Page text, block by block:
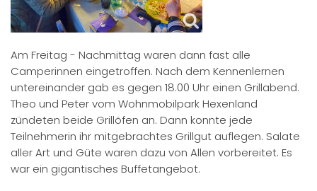
Am Freitag - Nachmittag waren dann fast alle
Camperinnen eingetroffen. Nach dem Kennenlernen
untereinander gab es gegen 18.00 Uhr einen Grillabend.
Theo und Peter vom Wohnmobilpark Hexenland
zündeten beide Grillöfen an. Dann konnte jede
Teilnehmerin ihr mitgebrachtes Grillgut auflegen. Salate
aller Art und Güte waren dazu von Allen vorbereitet. Es
war ein gigantisches Buffetangebot.